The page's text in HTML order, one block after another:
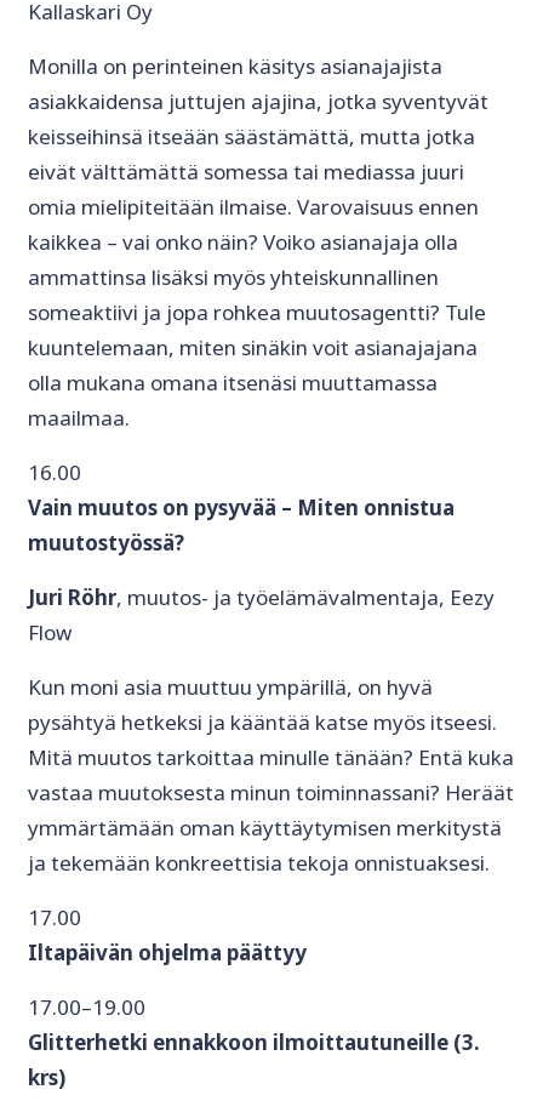
Kallaskari Oy
Monilla on perinteinen käsitys asianajajista
asiakkaidensa juttujen ajajina, jotka syventyvät
keisseihinsä itseään säästämättä, mutta jotka
eivät välttämättä somessa tai mediassa juuri
omia mielipiteitään ilmaise. Varovaisuus ennen
kaikkea – vai onko näin? Voiko asianajaja olla
ammattinsa lisäksi myös yhteiskunnallinen
someaktiivi ja jopa rohkea muutosagentti? Tule
kuuntelemaan, miten sinäkin voit asianajajana
olla mukana omana itsenäsi muuttamassa
maailmaa.
16.00
Vain muutos on pysyvää – Miten onnistua
muutostyössä?
Juri Röhr, muutos- ja työelämävalmentaja, Eezy
Flow
Kun moni asia muuttuu ympärillä, on hyvä
pysähtyä hetkeksi ja kääntää katse myös itseesi.
Mitä muutos tarkoittaa minulle tänään? Entä kuka
vastaa muutoksesta minun toiminnassani? Heräät
ymmärtämään oman käyttäytymisen merkitystä
ja tekemään konkreettisia tekoja onnistuaksesi.
17.00
Iltapäivän ohjelma päättyy
17.00–19.00
Glitterhetki ennakkoon ilmoittautuneille (3.
krs)